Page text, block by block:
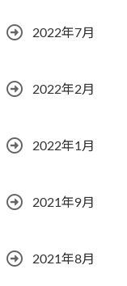
2022年7月
2022年2月
2022年1月
2021年9月
2021年8月